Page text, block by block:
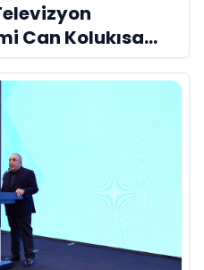
Can Kolukısa